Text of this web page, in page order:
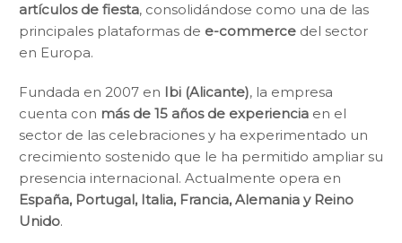
artículos de fiesta, consolidándose como una de las
principales plataformas de e-commerce del sector
en Europa.
Fundada en 2007 en Ibi (Alicante), la empresa
cuenta con más de 15 años de experiencia en el
sector de las celebraciones y ha experimentado un
crecimiento sostenido que le ha permitido ampliar su
presencia internacional. Actualmente opera en
España, Portugal, Italia, Francia, Alemania y Reino
Unido.